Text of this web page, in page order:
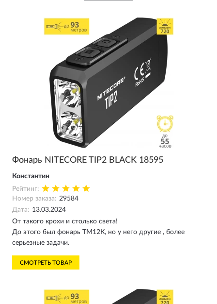
Фонарь NITECORE TIP2 BLACK 18595
Константин
Рейтинг:
Номер заказа: 29584
Дата: 13.03.2024
От такого крохи и столько света!
До этого был фонарь ТМ12К, но у него другие , более
серьезные задачи.
СМОТРЕТЬ ТОВАР